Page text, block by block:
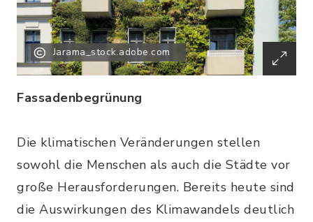
Jarama_stock.adobe.com
Fassadenbegrünung
Die klimatischen Veränderungen stellen
sowohl die Menschen als auch die Städte vor
große Herausforderungen. Bereits heute sind
die Auswirkungen des Klimawandels deutlich